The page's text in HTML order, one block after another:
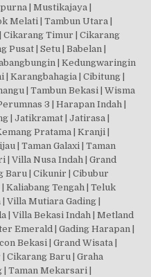
| Mustikajaya |
Melati | Tambun Utara |
Cikarang Timur | Cikarang
Pusat | Setu | Babelan |
| Kedungwaringin
| Karangbahagia | Cibitung |
| Tambun Bekasi | Wisma
3 | Harapan Indah |
| Jatikramat | Jatirasa |
Pratama | Kranji |
| Taman Galaxi | Taman
| Villa Nusa Indah | Grand
Baru | Cikunir | Cibubur
Kaliabang Tengah | Teluk
Villa Mutiara Gading |
| Villa Bekasi Indah | Metland
Emerald | Gading Harapan |
Bekasi | Grand Wisata |
Cikarang Baru | Graha
Taman Mekarsari |